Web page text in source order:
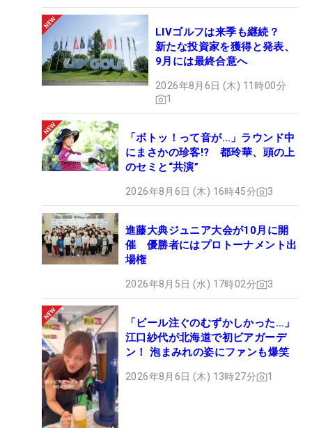
LIVゴルフは来季も継続？
新たな投資家を獲得と発表、
9月には最終合意へ
2026年8月6日 (木) 11時00分
1
「ボトッ！って音が…」ラウンド中
にまさかの珍客!? 都玲華、頭の上
のセミと“共演”
2026年8月6日 (木) 16時45分 3
進藤大典ジュニア大会が10月に開
催 優勝者にはプロトーナメント出
場権
2026年8月5日 (水) 17時02分 3
「ビール注ぐのむずかしかった…」
江口紗代が北海道で初ビアガーデ
ン！ 泡まみれの姿にファンも爆笑
2026年8月6日 (木) 13時27分 1